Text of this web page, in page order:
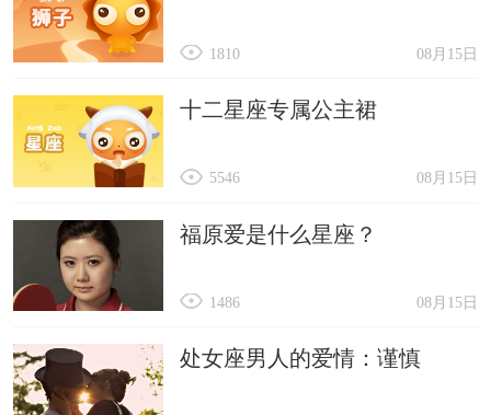
08月15日
1810
十二星座专属公主裙
08月15日
5546
福原爱是什么星座？
08月15日
1486
处女座男人的爱情：谨慎